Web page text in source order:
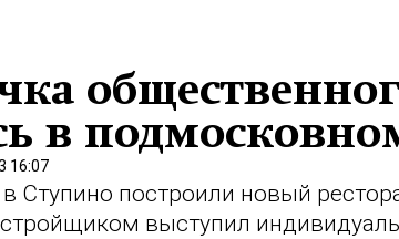
в
16:07
Ступино построили новый
выступил